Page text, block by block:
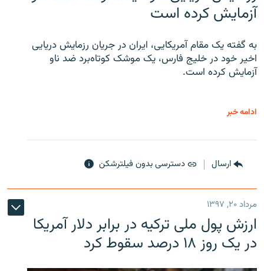
آزمایش کرده است
به گفته یک مقام آمریکایی، ایران در جریان رزمایش دریایی
اخیر خود در خلیج فارس، یک موشک کوتاه‌برد ضد ناو
آزمایش کرده است.
ادامه خبر
ارسال دسترسی بدون فیلترشکن
مرداد ۲۰, ۱۳۹۷
ارزش پول ملی ترکیه در برابر دلار آمریکا
در یک روز ۱۸ درصد سقوط کرد